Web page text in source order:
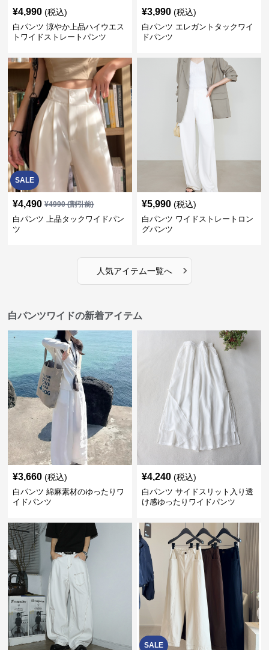
¥4,990 (税込)
白パンツ 涼やか上品ハイウエス
トワイドストレートパンツ
¥3,990 (税込)
白パンツ エレガントタックワイ
ドパンツ
SALE
¥4,490 ¥4990(割引前)
白パンツ 上品タックワイドパン
ツ
¥5,990 (税込)
白パンツ ワイドストレートロン
グパンツ
人気アイテム一覧へ ›
白パンツワイドの新着アイテム
¥3,660 (税込)
白パンツ 綿麻素材のゆったりワ
イドパンツ
¥4,240 (税込)
白パンツ サイドスリット入り透
け感ゆったりワイドパンツ
SALE